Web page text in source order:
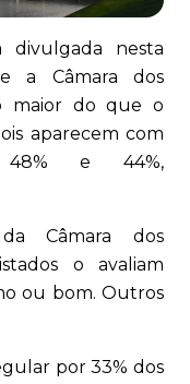
divulgada nesta
a Câmara dos
maior do que o
aparecem com
48% e 44%,
Câmara dos
o avaliam
ou bom. Outros
por 33% dos